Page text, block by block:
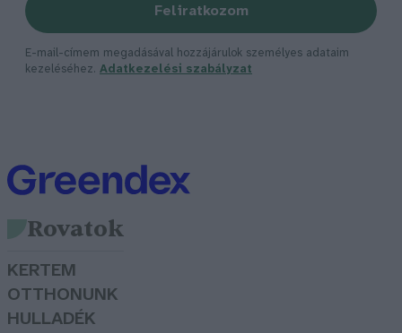
Feliratkozom
E-mail-címem megadásával hozzájárulok személyes adataim
kezeléséhez. Adatkezelési szabályzat
Rovatok
KERTEM
OTTHONUNK
HULLADÉK